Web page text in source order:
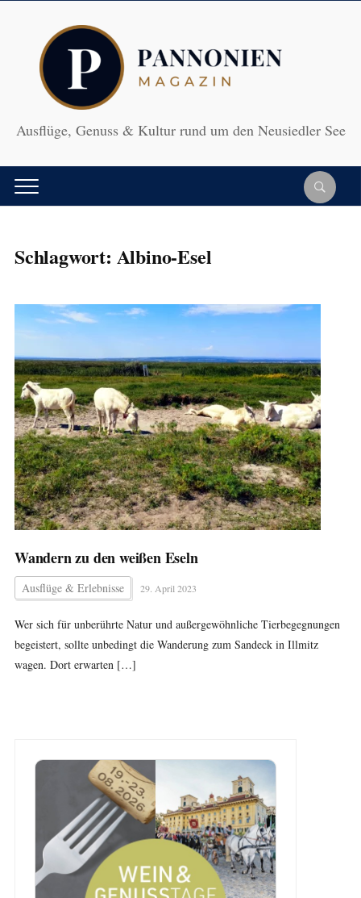
Ausflüge, Genuss & Kultur rund um den Neusiedler See
Schlagwort: Albino-Esel
Wandern zu den weißen Eseln
Ausflüge & Erlebnisse 29. April 2023
Wer sich für unberührte Natur und außergewöhnliche Tierbegegnungen
begeistert, sollte unbedingt die Wanderung zum Sandeck in Illmitz
wagen. Dort erwarten […]